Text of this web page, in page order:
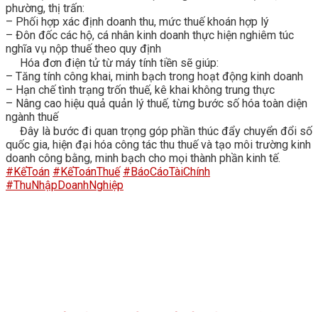
phường, thị trấn:
– Phối hợp xác định doanh thu, mức thuế khoán hợp lý
– Đôn đốc các hộ, cá nhân kinh doanh thực hiện nghiêm túc
nghĩa vụ nộp thuế theo quy định
Hóa đơn điện tử từ máy tính tiền sẽ giúp:
– Tăng tính công khai, minh bạch trong hoạt động kinh doanh
– Hạn chế tình trạng trốn thuế, kê khai không trung thực
– Nâng cao hiệu quả quản lý thuế, từng bước số hóa toàn diện
ngành thuế
Đây là bước đi quan trọng góp phần thúc đẩy chuyển đổi số
quốc gia, hiện đại hóa công tác thu thuế và tạo môi trường kinh
doanh công bằng, minh bạch cho mọi thành phần kinh tế.
#KếToán #KếToánThuế #BáoCáoTàiChính
#ThuNhậpDoanhNghiệp